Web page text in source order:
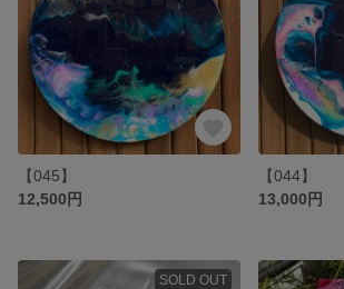
【045】
12,500円
【044】
13,000円
SOLD OUT